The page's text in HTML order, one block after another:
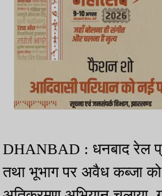
DHANBAD : धनबाद रेल
तथा भूभाग पर अवैध कब्जा